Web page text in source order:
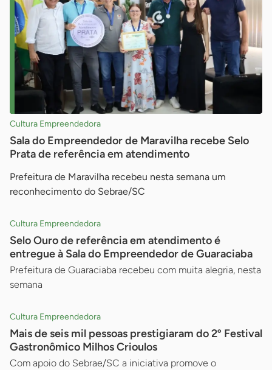
Cultura Empreendedora
Sala do Empreendedor de Maravilha recebe Selo
Prata de referência em atendimento
Prefeitura de Maravilha recebeu nesta semana um
reconhecimento do Sebrae/SC
Cultura Empreendedora
Selo Ouro de referência em atendimento é
entregue à Sala do Empreendedor de Guaraciaba
Prefeitura de Guaraciaba recebeu com muita alegria, nesta
semana
Cultura Empreendedora
Mais de seis mil pessoas prestigiaram do 2º Festival
Gastronômico Milhos Crioulos
Com apoio do Sebrae/SC a iniciativa promove o